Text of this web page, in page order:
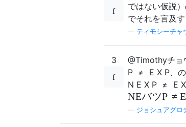
ではない仮説
でそれを言及
ティモシーチャ
3 @Timothyチョ
P ≠ E X P、
N E X P ≠ E X
NEバツP ≠ E
ジョシュアグロ